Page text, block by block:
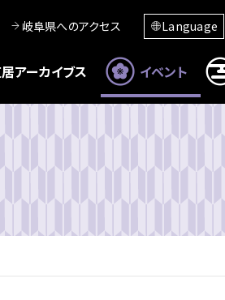
岐阜県へのアクセス Language
アーカイブス イベント